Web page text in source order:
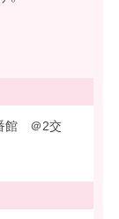
館 ＠2交